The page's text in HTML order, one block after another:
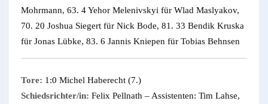
Mohrmann, 63. 4 Yehor Melenivskyi für Wlad Maslyakov,
70. 20 Joshua Siegert für Nick Bode, 81. 33 Bendik Kruska
für Jonas Lübke, 83. 6 Jannis Kniepen für Tobias Behnsen
Tore: 1:0 Michel Haberecht (7.)
Schiedsrichter/in: Felix Pellnath – Assistenten: Tim Lahse,